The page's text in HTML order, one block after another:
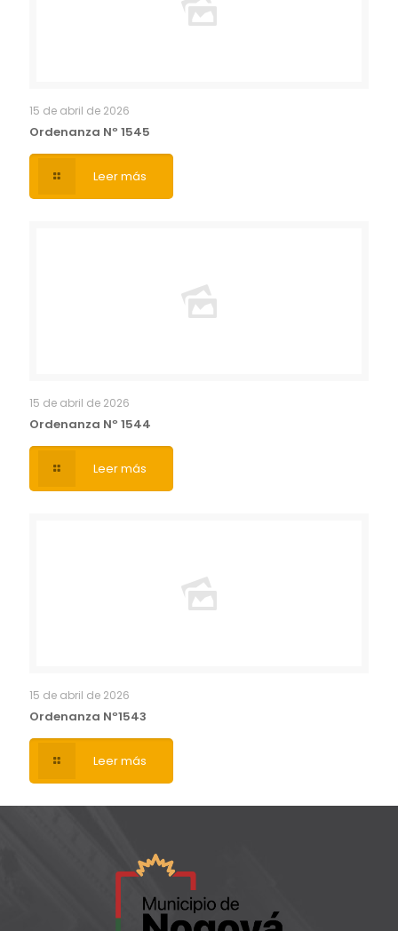
15 de abril de 2026
Ordenanza Nº 1545
Leer más
15 de abril de 2026
Ordenanza Nº 1544
Leer más
15 de abril de 2026
Ordenanza Nº1543
Leer más